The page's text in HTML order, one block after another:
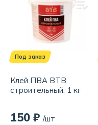
Под заказ
Клей ПВА ВТВ
строительный, 1 кг
150 ₽ /шт